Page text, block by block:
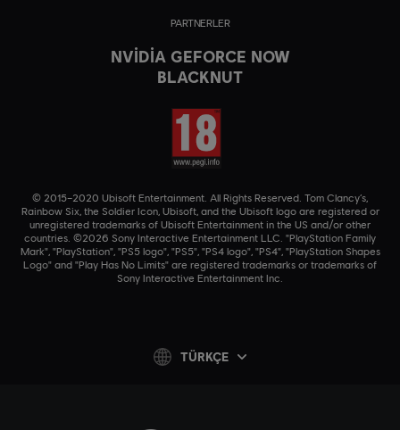
PARTNERLER
NVIDIA GEFORCE NOW
BLACKNUT
© 2015–2020 Ubisoft Entertainment. All Rights Reserved. Tom Clancy’s,
Rainbow Six, the Soldier Icon, Ubisoft, and the Ubisoft logo are registered or
unregistered trademarks of Ubisoft Entertainment in the US and/or other
countries. ©2026 Sony Interactive Entertainment LLC. "PlayStation Family
Mark", "PlayStation", "PS5 logo", "PS5", "PS4 logo", "PS4", "PlayStation Shapes
Logo" and "Play Has No Limits" are registered trademarks or trademarks of
Sony Interactive Entertainment Inc.
TÜRKÇE